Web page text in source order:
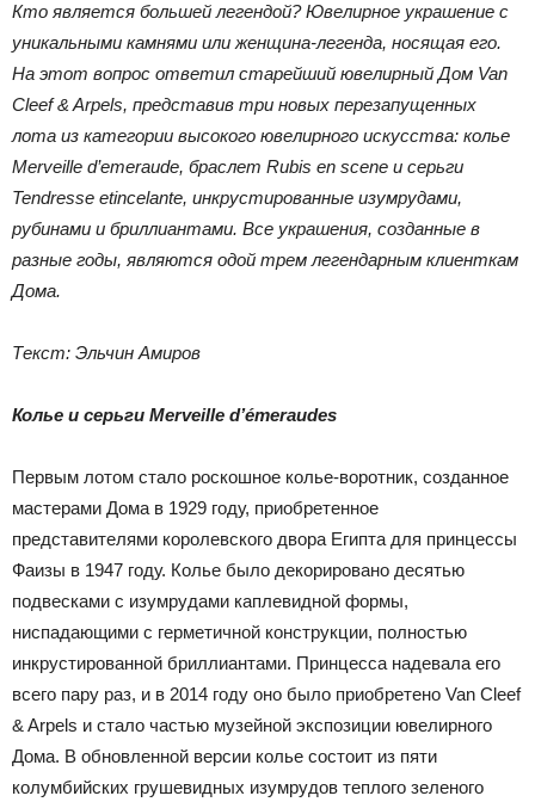
Кто является большей легендой? Ювелирное украшение с
уникальными камнями или женщина-легенда, носящая его.
На этот вопрос ответил старейший ювелирный Дом Van
Cleef & Arpels, представив три новых перезапущенных
лота из категории высокого ювелирного искусства: колье
Merveille d’emeraude, браслет Rubis en scene и серьги
Tendresse etincelante, инкрустированные изумрудами,
рубинами и бриллиантами. Все украшения, созданные в
разные годы, являются одой трем легендарным клиенткам
Дома.
Текст: Эльчин Амиров
Колье и серьги Merveille d’émeraudes
Первым лотом стало роскошное колье-воротник, созданное
мастерами Дома в 1929 году, приобретенное
представителями королевского двора Египта для принцессы
Фаизы в 1947 году. Колье было декорировано десятью
подвесками с изумрудами каплевидной формы,
ниспадающими с герметичной конструкции, полностью
инкрустированной бриллиантами. Принцесса надевала его
всего пару раз, и в 2014 году оно было приобретено Van Cleef
& Arpels и стало частью музейной экспозиции ювелирного
Дома. В обновленной версии колье состоит из пяти
колумбийских грушевидных изумрудов теплого зеленого